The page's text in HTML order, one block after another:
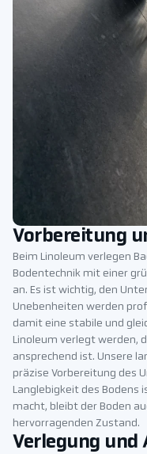
Vorbereitung
Beim Linoleum verlegen
Bodentechnik mit einer
an. Es ist wichtig, den
Unebenheiten werden
damit eine stabile und
Linoleum verlegt werden,
ansprechend ist. Unsere
präzise Vorbereitung des
Langlebigkeit des Bodens
macht, bleibt der Boden
hervorragenden Zustand.
Verlegung und